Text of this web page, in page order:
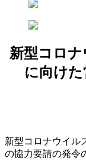
新型コロ
に向け
新型コロナウイル
の協力要請の発令